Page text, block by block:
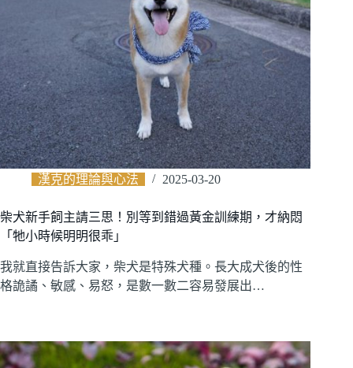
漢克的理論與心法 2025-03-20
柴犬新手飼主請三思！別等到錯過黃金訓練期，才納悶
「牠小時候明明很乖」
我就直接告訴大家，柴犬是特殊犬種。長大成犬後的性
格詭譎、敏感、易怒，是數一數二容易發展出…